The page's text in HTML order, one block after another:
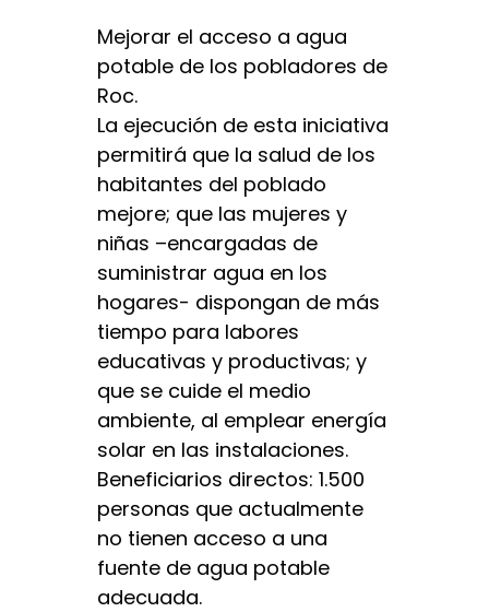
Mejorar el acceso a agua
potable de los pobladores de
Roc.
La ejecución de esta iniciativa
permitirá que la salud de los
habitantes del poblado
mejore; que las mujeres y
niñas –encargadas de
suministrar agua en los
hogares- dispongan de más
tiempo para labores
educativas y productivas; y
que se cuide el medio
ambiente, al emplear energía
solar en las instalaciones.
Beneficiarios directos: 1.500
personas que actualmente
no tienen acceso a una
fuente de agua potable
adecuada.